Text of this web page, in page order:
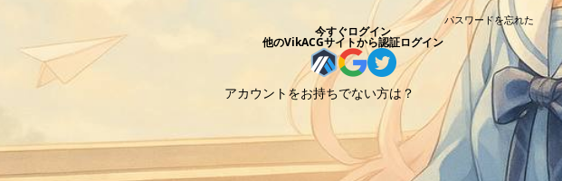
パスワードを忘れた
今すぐログイン
他のVikACGサイトから認証ログイン
アカウントをお持ちでない方は？ 今すぐ登録